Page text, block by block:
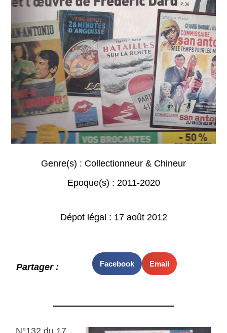
Genre(s) : Collectionneur & Chineur
Epoque(s) : 2011-2020
Dépot légal : 17 août 2012
Partager : Facebook Email
N°132 du 17